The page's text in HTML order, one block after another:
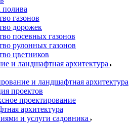
полива
газонов
дорожек
посевных газонов
рулонных газонов
цветников
и ландшафтная архитектура
и ландшафтная архитектура
проектов
проектирование
архитектура
и услуги садовника